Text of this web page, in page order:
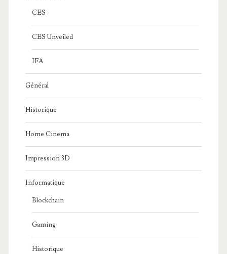
CES
CES Unveiled
IFA
Général
Historique
Home Cinema
Impression 3D
Informatique
Blockchain
Gaming
Historique